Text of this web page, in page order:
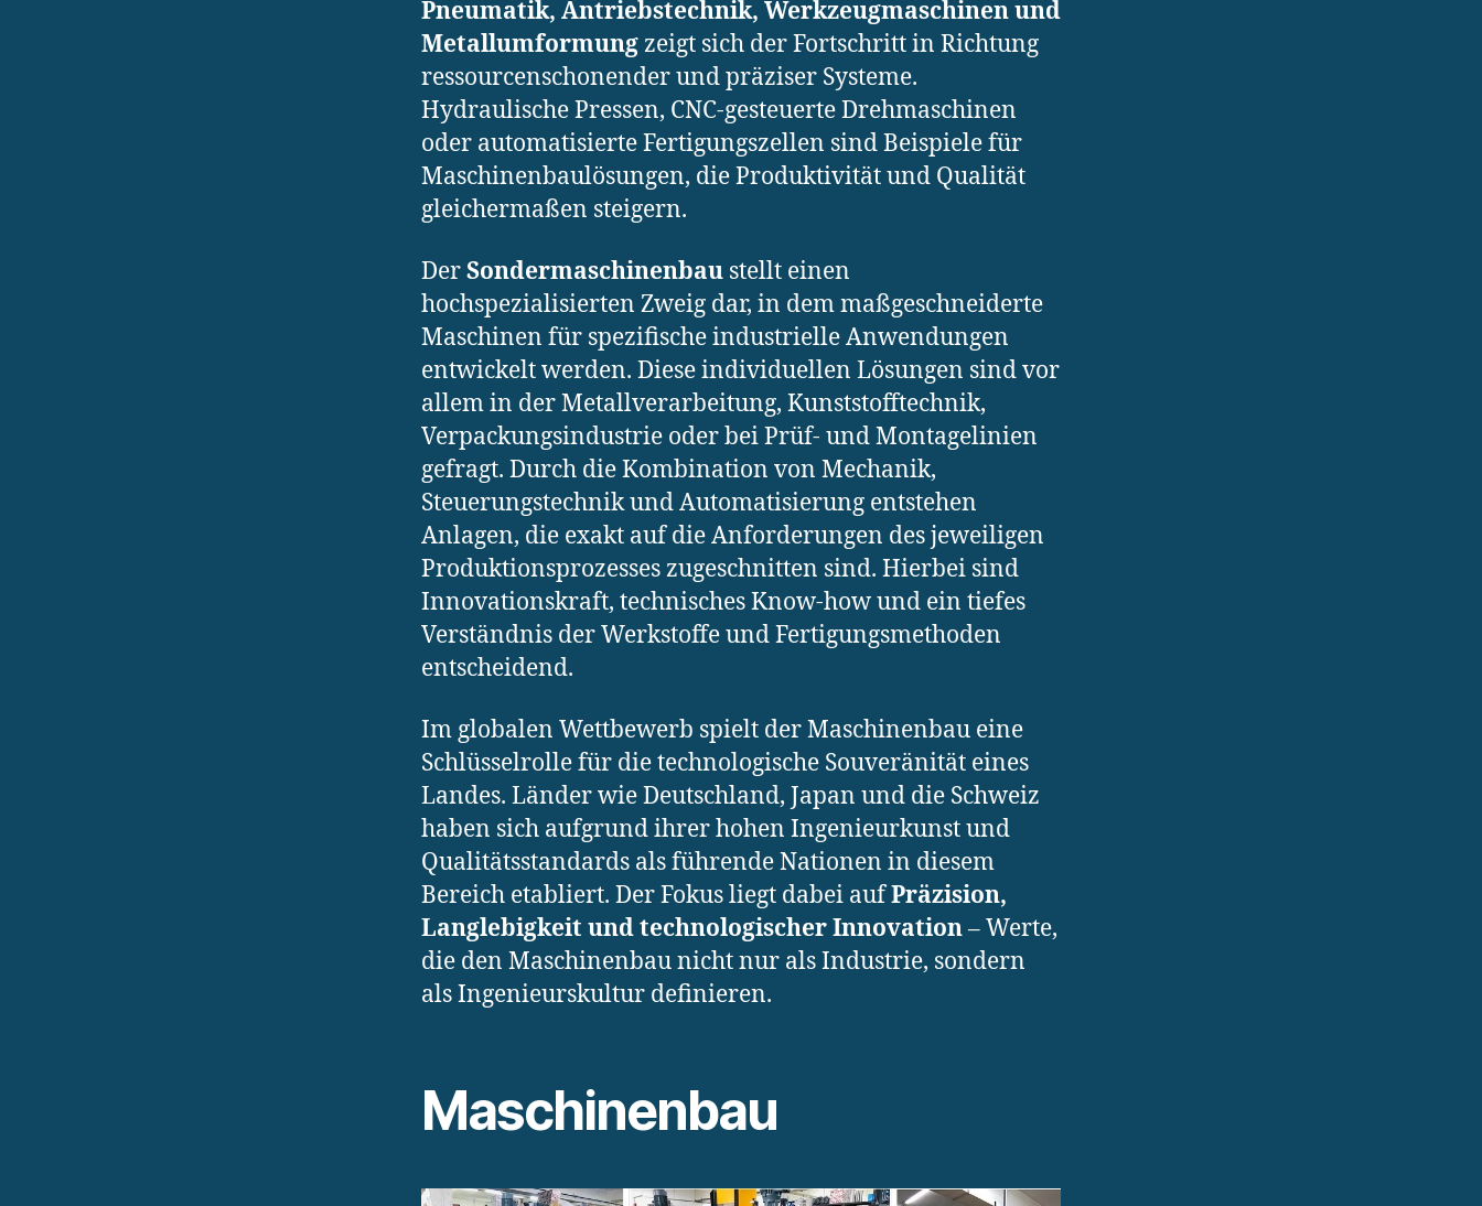
Pneumatik, Antriebstechnik, Werkzeugmaschinen und
Metallumformungzeigt sich der Fortschritt in Richtung
ressourcenschonender und präziser Systeme.
Hydraulische Pressen, CNC-gesteuerte Drehmaschinen
oder automatisierte Fertigungszellen sind Beispiele für
Maschinenbaulösungen, die Produktivität und Qualität
gleichermaßen steigern.
DerSondermaschinenbau stellt einen
hochspezialisierten Zweig dar, in dem maßgeschneiderte
Maschinen für spezifische industrielle Anwendungen
entwickelt werden. Diese individuellen Lösungen sind vor
allem in der Metallverarbeitung, Kunststofftechnik,
Verpackungsindustrie oder bei Prüf- und Montagelinien
gefragt. Durch die Kombination von Mechanik,
Steuerungstechnik und Automatisierung entstehen
Anlagen, die exakt auf die Anforderungen des jeweiligen
Produktionsprozesses zugeschnitten sind. Hierbei sind
Innovationskraft, technisches Know-how und ein tiefes
Verständnis der Werkstoffe und Fertigungsmethoden
entscheidend.
Im globalen Wettbewerb spielt der Maschinenbau eine
Schlüsselrolle für die technologische Souveränität eines
Landes. Länder wie Deutschland, Japan und die Schweiz
haben sich aufgrund ihrer hohen Ingenieurkunst und
Qualitätsstandards als führende Nationen in diesem
Bereich etabliert. Der Fokus liegt dabei aufPräzision,
Langlebigkeit und technologischer Innovation– Werte,
die den Maschinenbau nicht nur als Industrie, sondern
als Ingenieurskultur definieren.
Maschinenbau